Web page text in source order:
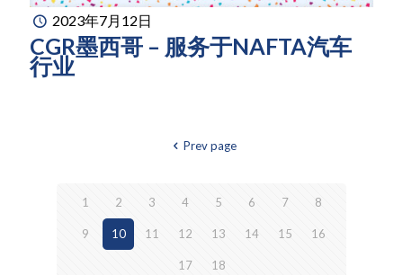
2023年7月12日
CGR墨西哥 – 服务于NAFTA汽车
行业
Prev page
1 2 3 4 5 6 7 8
9 10 11 12 13 14 15 16
17 18